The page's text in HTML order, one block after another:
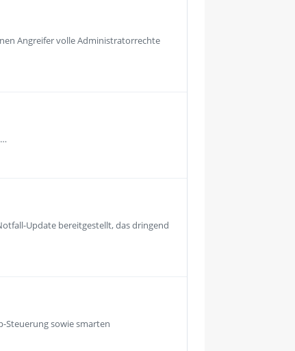
Angreifer volle Administratorrechte
Update bereitgestellt, das dringend
Steuerung sowie smarten